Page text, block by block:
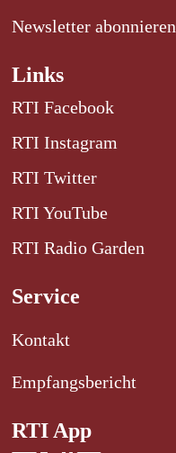
Newsletter abonnieren
Links
RTI Facebook
RTI Instagram
RTI Twitter
RTI YouTube
RTI Radio Garden
Service
Kontakt
Empfangsbericht
RTI App